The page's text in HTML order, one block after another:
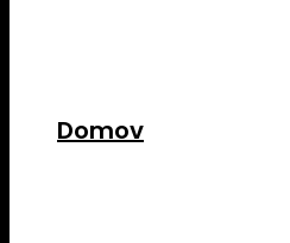
Domov